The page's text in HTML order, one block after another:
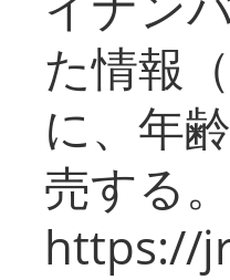
た情報
に、年
売する
https://